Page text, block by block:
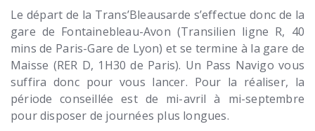
Le départ de la Trans’Bleausarde s’effectue donc de la
gare de Fontainebleau-Avon (Transilien ligne R, 40
mins de Paris-Gare de Lyon) et se termine à la gare de
Maisse (RER D, 1H30 de Paris). Un Pass Navigo vous
suffira donc pour vous lancer. Pour la réaliser, la
période conseillée est de mi-avril à mi-septembre
pour disposer de journées plus longues.